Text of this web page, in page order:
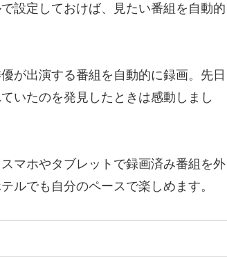
設定しておけば、見たい番組を自動的
が出演する番組を自動的に録画。先日
いたのを発見したときは感動しまし
マホやタブレットで録画済み番組を外
ルでも自分のペースで楽しめます。